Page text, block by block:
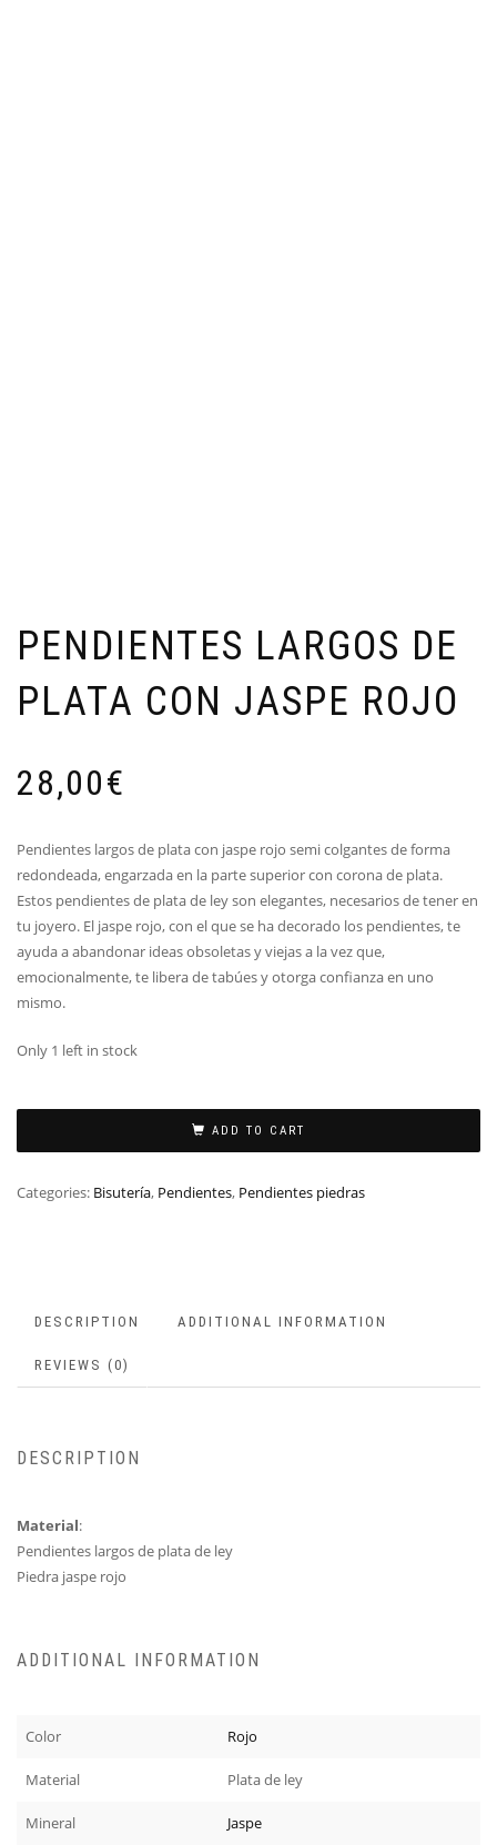
PENDIENTES LARGOS DE
PLATA CON JASPE ROJO
28,00€
Pendientes largos de plata con jaspe rojo semi colgantes de forma
redondeada, engarzada en la parte superior con corona de plata.
Estos pendientes de plata de ley son elegantes, necesarios de tener en
tu joyero. El jaspe rojo, con el que se ha decorado los pendientes, te
ayuda a abandonar ideas obsoletas y viejas a la vez que,
emocionalmente, te libera de tabúes y otorga confianza en uno
mismo.
Only 1 left in stock
ADD TO CART
Categories: Bisutería, Pendientes, Pendientes piedras
DESCRIPTION ADDITIONAL INFORMATION
REVIEWS (0)
DESCRIPTION
Material:
Pendientes largos de plata de ley
Piedra jaspe rojo
ADDITIONAL INFORMATION
Color Rojo
Material Plata de ley
Mineral Jaspe